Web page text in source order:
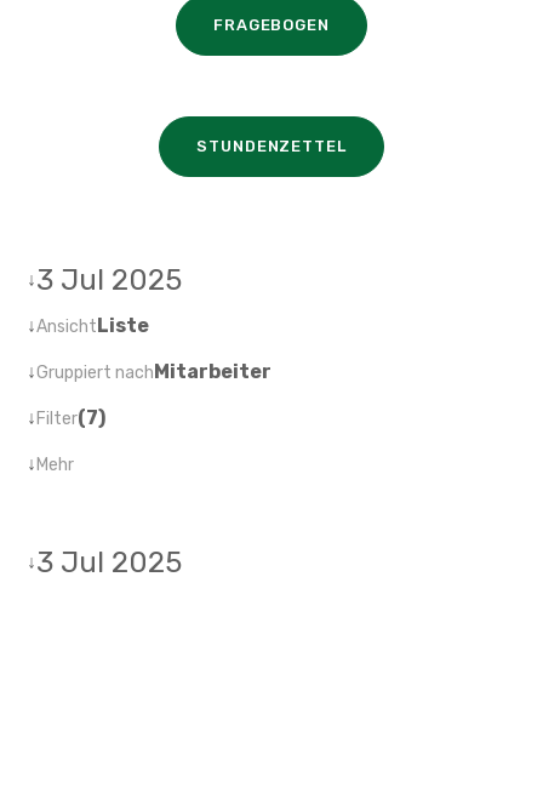
FRAGEBOGEN
STUNDENZETTEL
↓3 Jul 2025
↓AnsichtListe
↓Gruppiert nachMitarbeiter
↓Filter(7)
↓Mehr
↓3 Jul 2025